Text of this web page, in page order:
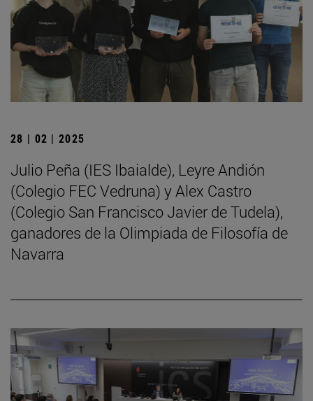
28 | 02 | 2025
Julio Peña (IES Ibaialde), Leyre Andión
(Colegio FEC Vedruna) y Alex Castro
(Colegio San Francisco Javier de Tudela),
ganadores de la Olimpiada de Filosofía de
Navarra